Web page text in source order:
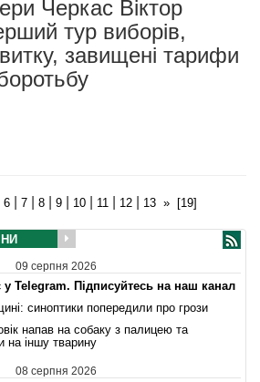
Черкас Віктор
тур виборів,
завищені тарифи
6| 7| 8| 9| 10| 11 12| 13 » [19]
09 серпня 2026
у Telegram. Підписуйтесь на наш канал
синоптики попередили про грози
напав на собаку з палицею та
на іншу тварину
08 серпня 2026